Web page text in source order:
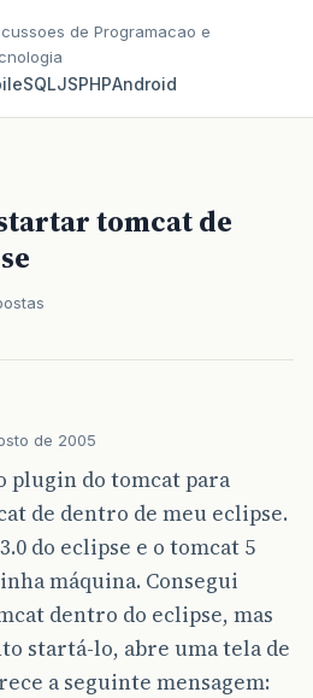
de Programacao e
SQLJSPHPAndroid
tomcat de
de 2005
plugin do tomcat para
de dentro de meu eclipse.
do eclipse e o tomcat 5
máquina. Consegui
dentro do eclipse, mas
startá-lo, abre uma tela de
a seguinte mensagem: